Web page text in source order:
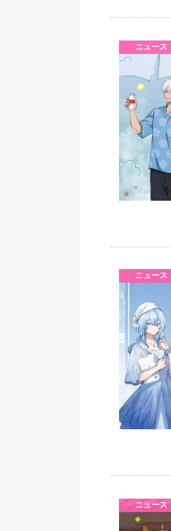
ニュース
ニュース
ニュース